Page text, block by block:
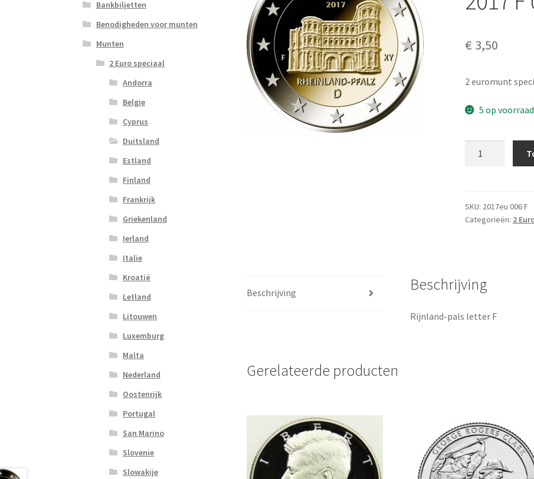
€ 3,50
2 euromunt
5 op voorraad
2017
F
SKU: 2017eu 006 F
Categorieën: 2
Beschrijving Beschrijving
Rijnland-pals letter F
Gerelateerde producten
Bankbiljetten
Benodigheden voor munten
Munten
2 Euro speciaal
Andorra
Belgie
Cyprus
Duitsland
Estland
Finland
Frankrijk
Griekenland
Ierland
Italie
Kroatië
Letland
Litouwen
Luxemburg
Malta
Nederland
Oostenrijk
Portugal
San Marino
Slovenie
Slowakije